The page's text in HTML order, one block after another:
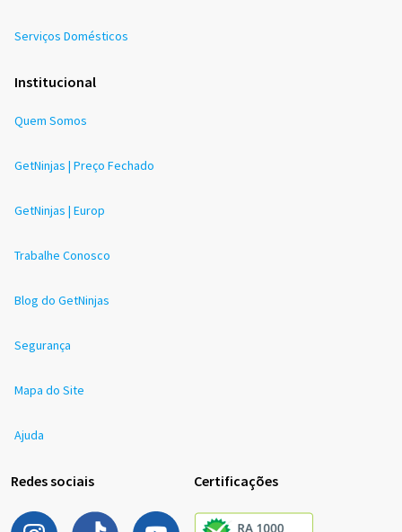
Serviços Domésticos
Institucional
Quem Somos
GetNinjas | Preço Fechado
GetNinjas | Europ
Trabalhe Conosco
Blog do GetNinjas
Segurança
Mapa do Site
Ajuda
Redes sociais Certificações